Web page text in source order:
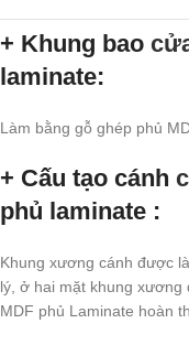
+ Khung bao
laminate:
Làm bằng gỗ ghép phủ
+ Cấu tạo cánh
phủ laminate :
Khung xương cánh được
lý, ở hai mặt khung
MDF phủ Laminate hoàn